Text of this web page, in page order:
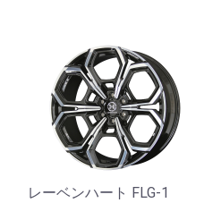
レーベンハート FLG-1